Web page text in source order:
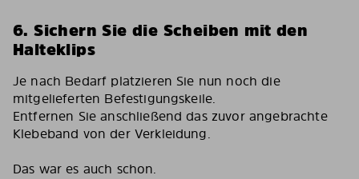
6. Sichern Sie die Scheiben mit den
Halteklips
Je nach Bedarf platzieren Sie nun noch die
mitgelieferten Befestigungskeile.
Entfernen Sie anschließend das zuvor angebrachte
Klebeband von der Verkleidung.
Das war es auch schon.